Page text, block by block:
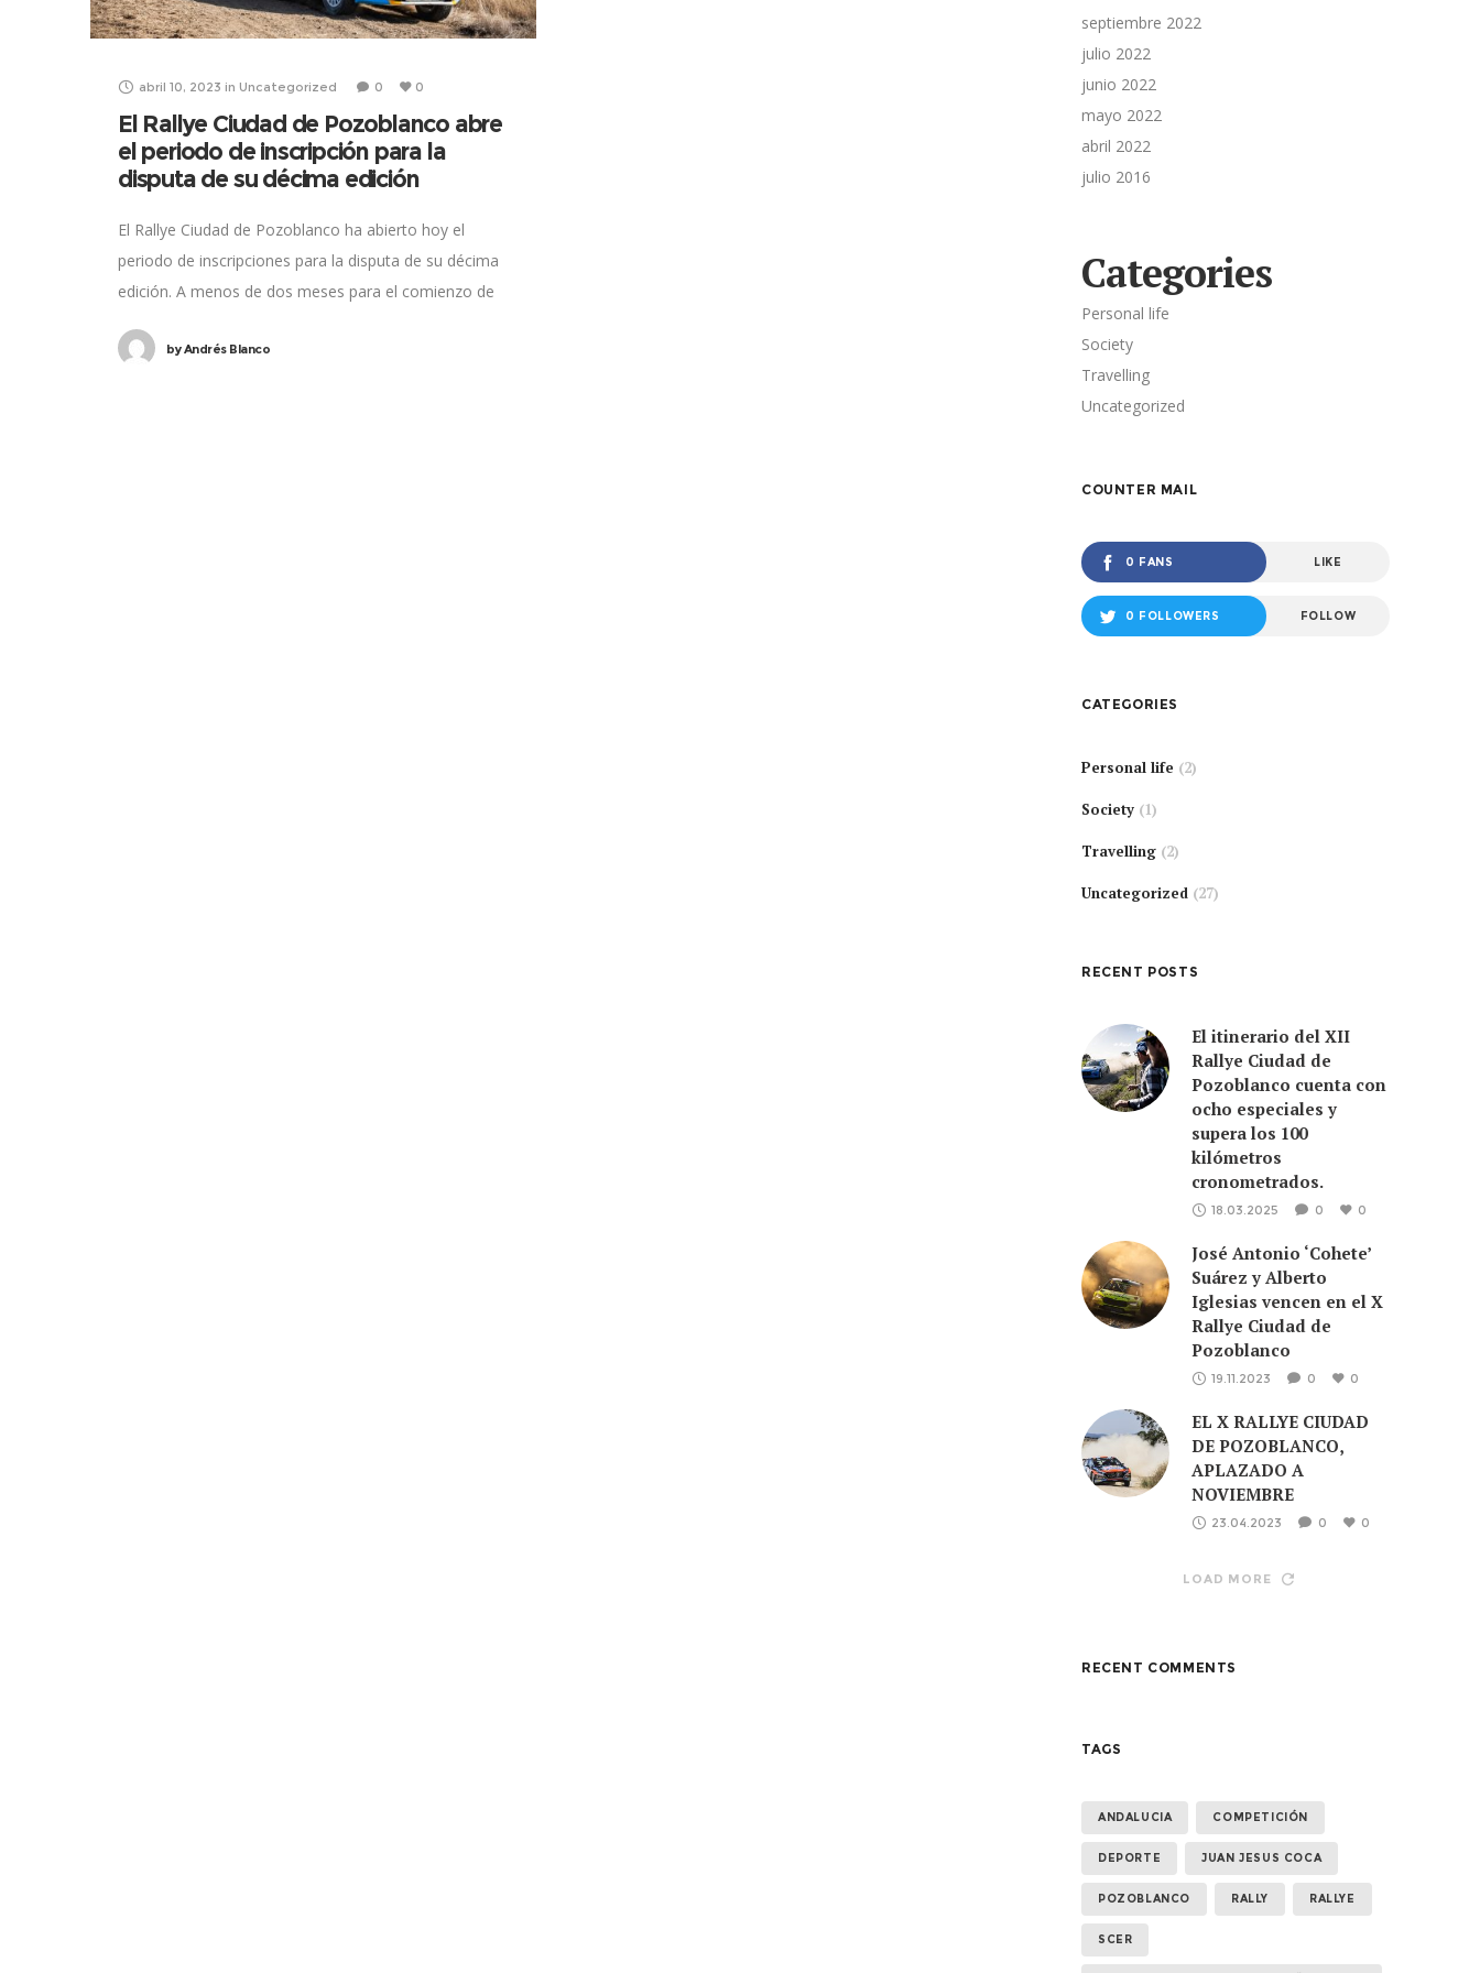
abril 10, 2023 in Uncategorized 0 0
El Rallye Ciudad de Pozoblanco abre
el periodo de inscripción para la
disputa de su décima edición
El Rallye Ciudad de Pozoblanco ha abierto hoy el
periodo de inscripciones para la disputa de su décima
edición. A menos de dos meses para el comienzo de
byAndrés Blanco
septiembre 2022
julio 2022
junio 2022
mayo 2022
abril 2022
julio 2016
Categories
Personal life
Society
Travelling
Uncategorized
COUNTER MAIL
0 FANS LIKE
0 FOLLOWERS FOLLOW
CATEGORIES
Personal life (2)
Society (1)
Travelling (2)
Uncategorized (27)
RECENT POSTS
El itinerario del XII
Rallye Ciudad de
Pozoblanco cuenta con
ocho especiales y
supera los 100
kilómetros
cronometrados.
18.03.2025 0 0
José Antonio ‘Cohete’
Suárez y Alberto
Iglesias vencen en el X
Rallye Ciudad de
Pozoblanco
19.11.2023 0 0
EL X RALLYE CIUDAD
DE POZOBLANCO,
APLAZADO A
NOVIEMBRE
23.04.2023 0 0
LOAD MORE
RECENT COMMENTS
TAGS
ANDALUCIA COMPETICIÓN
DEPORTE JUAN JESUS COCA
POZOBLANCO RALLY RALLYE
SCER